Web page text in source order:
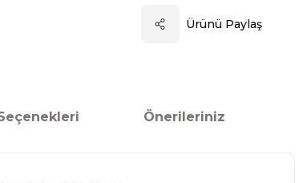
Ürünü Paylaş
Önerileriniz